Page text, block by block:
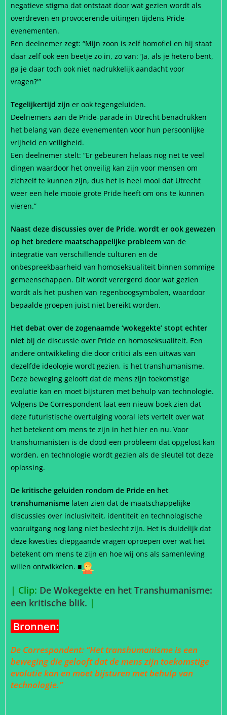
negatieve stigma dat ontstaat door wat gezien wordt als
overdreven en provocerende uitingen tijdens Pride-
evenementen.
Een deelnemer zegt: “Mijn zoon is zelf homofiel en hij staat
daar zelf ook een beetje zo in, zo van: ‘Ja, als je hetero bent,
ga je daar toch ook niet nadrukkelijk aandacht voor
vragen?'”
Tegelijkertijd zijn er ook tegengeluiden.
Deelnemers aan de Pride-parade in Utrecht benadrukken
het belang van deze evenementen voor hun persoonlijke
vrijheid en veiligheid.
Een deelnemer stelt: “Er gebeuren helaas nog net te veel
dingen waardoor het onveilig kan zijn voor mensen om
zichzelf te kunnen zijn, dus het is heel mooi dat Utrecht
weer een hele mooie grote Pride heeft om ons te kunnen
vieren.”
Naast deze discussies over de Pride, wordt er ook gewezen
op het bredere maatschappelijke probleem van de
integratie van verschillende culturen en de
onbespreekbaarheid van homoseksualiteit binnen sommige
gemeenschappen. Dit wordt verergerd door wat gezien
wordt als het pushen van regenboogsymbolen, waardoor
bepaalde groepen juist niet bereikt worden.
Het debat over de zogenaamde ‘wokegekte’ stopt echter
niet bij de discussie over Pride en homoseksualiteit. Een
andere ontwikkeling die door critici als een uitwas van
dezelfde ideologie wordt gezien, is het transhumanisme.
Deze beweging gelooft dat de mens zijn toekomstige
evolutie kan en moet bijsturen met behulp van technologie.
Volgens De Correspondent laat een nieuw boek zien dat
deze futuristische overtuiging vooral iets vertelt over wat
het betekent om mens te zijn in het hier en nu. Voor
transhumanisten is de dood een probleem dat opgelost kan
worden, en technologie wordt gezien als de sleutel tot deze
oplossing.
De kritische geluiden rondom de Pride en het
transhumanisme laten zien dat de maatschappelijke
discussies over inclusiviteit, identiteit en technologische
vooruitgang nog lang niet beslecht zijn. Het is duidelijk dat
deze kwesties diepgaande vragen oproepen over wat het
betekent om mens te zijn en hoe wij ons als samenleving
willen ontwikkelen. ■
| Clip: De Wokegekte en het Transhumanisme:
een kritische blik. |
Bronnen:
De Correspondent: “Het transhumanisme is een
beweging die gelooft dat de mens zijn toekomstige
evolutie kan en moet bijsturen met behulp van
technologie.”